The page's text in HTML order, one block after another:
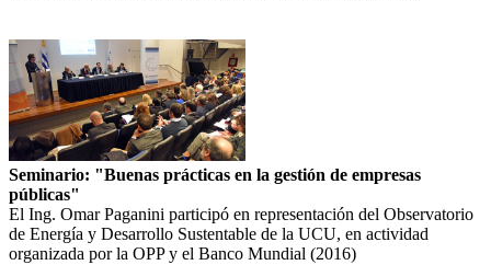
Seminario: "Buenas prácticas en la gestión de empresas
públicas"
El Ing. Omar Paganini participó en representación del Observatorio
de Energía y Desarrollo Sustentable de la UCU, en actividad
organizada por la OPP y el Banco Mundial (2016)